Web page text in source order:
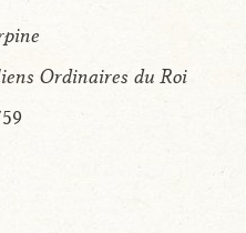
Ordinaires du Roi